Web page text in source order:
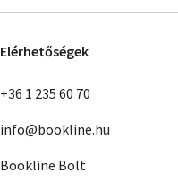
Elérhetőségek
+36 1 235 60 70
info@bookline.hu
Bookline Bolt